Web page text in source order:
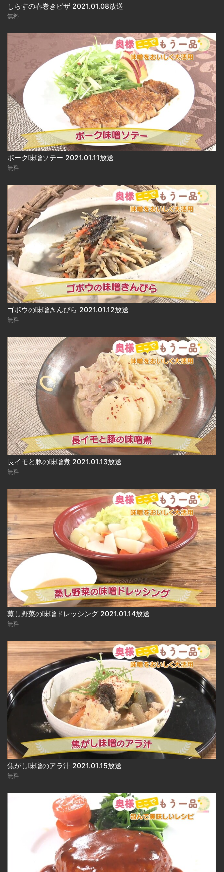
しらすの春巻きピザ 2021.01.08放送
無料
ポーク味噌ソテー 2021.01.11放送
無料
ゴボウの味噌きんぴら 2021.01.12放送
無料
長イモと豚の味噌煮 2021.01.13放送
無料
蒸し野菜の味噌ドレッシング 2021.01.14放送
無料
焦がし味噌のアラ汁 2021.01.15放送
無料